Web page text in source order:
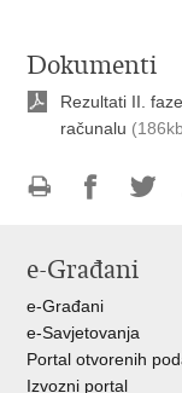
Dokumenti
Rezultati II.
računalu
FacebookuTwitteru
e-Građani
e-Građani
e-Savjetovanja
Portal otvorenih
Izvozni portal